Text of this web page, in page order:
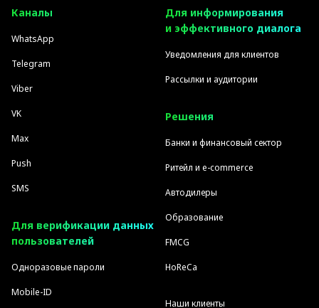
Каналы
WhatsApp
Telegram
Viber
VK
Max
Push
SMS
Для верификации данных
пользователей
Одноразовые пароли
Mobile-ID
Для информирования
и эффективного диалога
Уведомления для клиентов
Рассылки и аудитории
Решения
Банки и финансовый сектор
Ритейл и e-commerce
Автодилеры
Образование
FMCG
HoReCa
Наши клиенты